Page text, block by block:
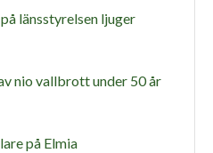
länsstyrelsen ljuger
nio vallbrott under 50 år
på Elmia